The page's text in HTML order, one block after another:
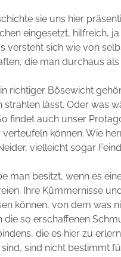
sie uns hier
eingesetzt, hilfreich,
versteht sich wie von
die man durchaus
richtiger Bösewicht
strahlen lässt. Oder was
findet auch unser
können. Wie
vielleicht sogar
man besitzt, wenn es
Ihre Kümmernisse
können, von dem was
so erschaffenen
die es hier zu
sind nicht bestimmt